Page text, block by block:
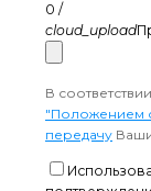
0 /
cloud_upload
В
"Положением
передачу